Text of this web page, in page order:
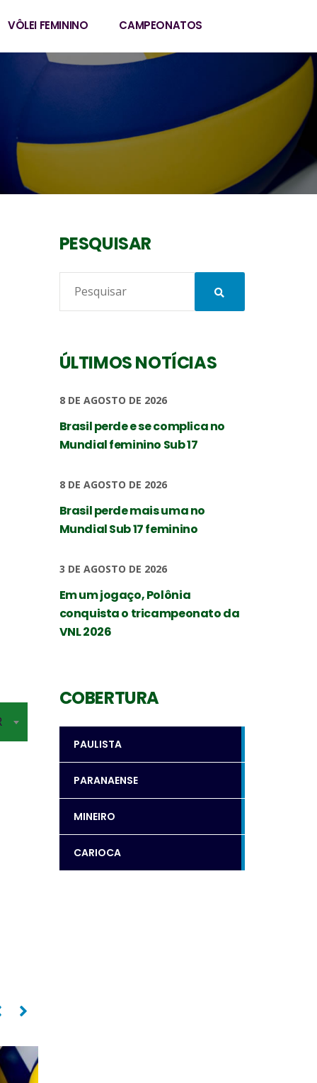
VÔLEI FEMININO CAMPEONATOS
Levantador
PESQUISAR
ÚLTIMOS NOTÍCIAS
8 DE AGOSTO DE 2026
Brasil perde e se complica no
Mundial feminino Sub 17
8 DE AGOSTO DE 2026
Brasil perde mais uma no
Mundial Sub 17 feminino
3 DE AGOSTO DE 2026
Em um jogaço, Polônia
conquista o tricampeonato da
VNL 2026
COBERTURA
PAULISTA
PARANAENSE
MINEIRO
CARIOCA